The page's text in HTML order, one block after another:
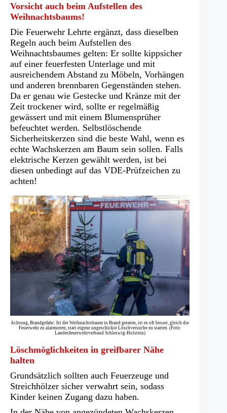
Vorsicht auch beim Aufstellen des
Weihnachtsbaums!
Die Feuerwehr Lehrte ergänzt, dass dieselben
Regeln auch beim Aufstellen des
Weihnachtsbaumes gelten: Er sollte kippsicher
auf einer feuerfesten Unterlage und mit
ausreichendem Abstand zu Möbeln, Vorhängen
und anderen brennbaren Gegenständen stehen.
Da er genau wie Gestecke und Kränze mit der
Zeit trockener wird, sollte er regelmäßig
gewässert und mit einem Blumensprüher
befeuchtet werden. Selbstlöschende
Sicherheitskerzen sind die beste Wahl, wenn es
echte Wachskerzen am Baum sein sollen. Falls
elektrische Kerzen gewählt werden, ist bei
diesen unbedingt auf das VDE-Prüfzeichen zu
achten!
Achtung, Brandgefahr: Ist der Weihnachtsbaum in Brand geraten, ist es oft besser, gleich die
Feuerwehr zu alarmieren, statt eigene ungeschickte Löschversuche zu starten. (Foto:
Landesfeuerwehrverband Schleswig-Holstein)
Löschmöglichkeiten in greifbarer Nähe
halten
Grundsätzlich sollten auch Feuerzeuge und
Streichhölzer sicher verwahrt sein, sodass
Kinder keinen Zugang dazu haben.